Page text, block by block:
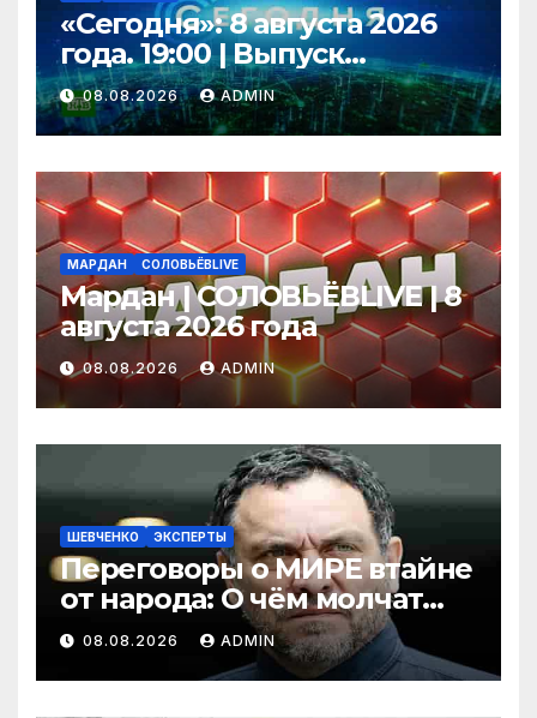
«Сегодня»: 8 августа 2026
года. 19:00 | Выпуск
новостей | Новости НТВ
08.08.2026 ADMIN
МАРДАН СОЛОВЬЁВLIVE
Мардан | СОЛОВЬЁВLIVE | 8
августа 2026 года
08.08.2026 ADMIN
ШЕВЧЕНКО ЭКСПЕРТЫ
Переговоры о МИРЕ втайне
от народа: О чём молчат
Москва и Киев? Шевченко
и Бондаренко
08.08.2026 ADMIN